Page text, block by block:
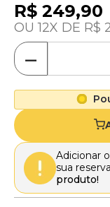
R$ 249,90
12 R$
－
Adicionar
sua
produto!